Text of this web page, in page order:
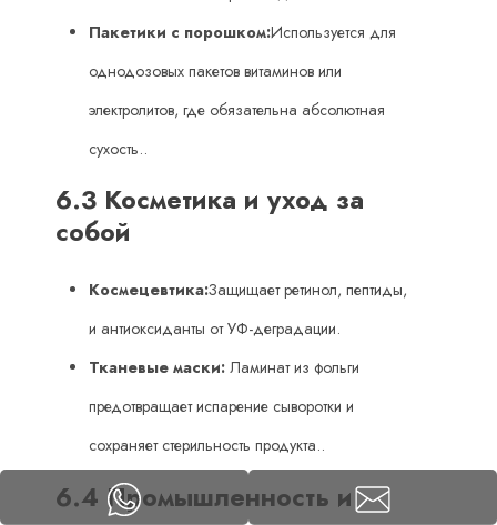
Пакетики с порошком:Используется для
однодозовых пакетов витаминов или
электролитов, где обязательна абсолютная
сухость..
6.3 Косметика и уход за
собой
Космецевтика:Защищает ретинол, пептиды,
и антиоксиданты от УФ-деградации.
Тканевые маски:​ Ламинат из фольги
предотвращает испарение сыворотки и
сохраняет стерильность продукта..
6.4 Промышленность и